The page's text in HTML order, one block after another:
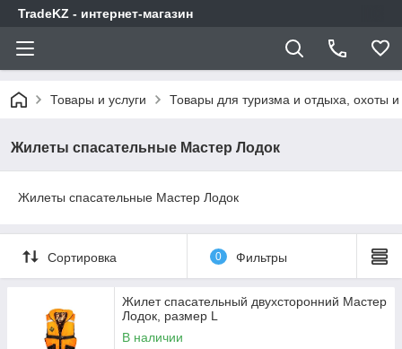
TradeKZ - интернет-магазин
Товары и услуги Товары для туризма и отдыха, охоты
Жилеты спасательные Мастер Лодок
Жилеты спасательные Мастер Лодок
Сортировка 0 Фильтры
Жилет спасательный двухсторонний Мастер
Лодок, размер L
В наличии